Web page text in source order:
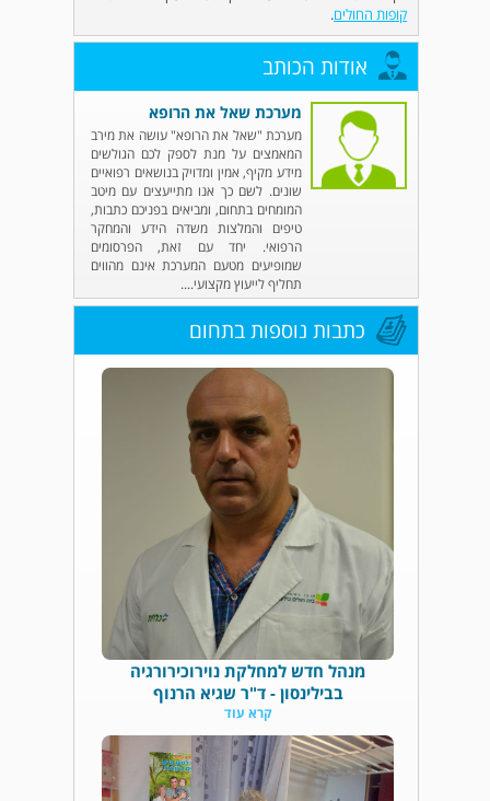
קופות החולים.
אודות הכותב
מערכת שאל את הרופא
מערכת "שאל את הרופא" עושה את מירב
המאמצים על מנת לספק לכם הגולשים
מידע מקיף, אמין ומדויק בנושאים רפואיים
שונים. לשם כך אנו מתייעצים עם מיטב
המומחים בתחום, ומביאים בפניכם כתבות,
טיפים והמלצות משדה הידע והמחקר
הרפואי. יחד עם זאת, הפרסומים
שמופיעים מטעם המערכת אינם מהווים
תחליף לייעוץ מקצועי....
כתבות נוספות בתחום
מנהל חדש למחלקת נוירוכירורגיה
בבילינסון - ד"ר שגיא הרנוף
קרא עוד